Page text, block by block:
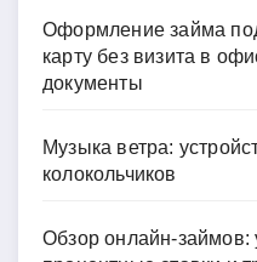
Оформление займа
карту без визита в
документы
Музыка ветра:
колокольчиков
Обзор онлайн-займов: